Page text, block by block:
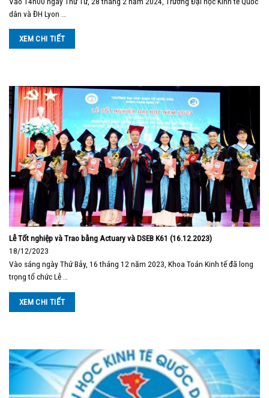
dân và ĐH Lyon …
XEM CHI TIẾT
Lễ Tốt nghiệp và Trao bằng Actuary và DSEB K61 (16.12.2023)
18/12/2023
Vào sáng ngày Thứ Bảy, 16 tháng 12 năm 2023, Khoa Toán Kinh tế đã long
trọng tổ chức Lễ …
XEM CHI TIẾT